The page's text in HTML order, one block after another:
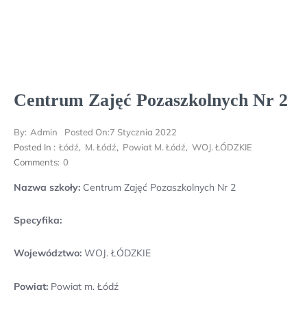
Centrum Zajęć Pozaszkolnych Nr 2
By: Admin Posted On:7 Stycznia 2022
Posted In : Łódź, M. Łódź, Powiat M. Łódź, WOJ. ŁÓDZKIE
Comments: 0
Nazwa szkoły: Centrum Zajęć Pozaszkolnych Nr 2
Specyfika:
Województwo: WOJ. ŁÓDZKIE
Powiat: Powiat m. Łódź